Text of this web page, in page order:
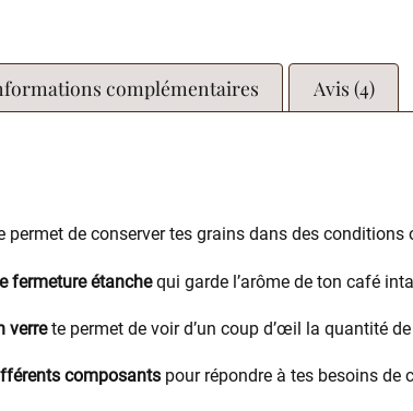
complémentaires Avis (4)
permet de conserver tes grains dans des conditions
fermeture étanchequi garde l’arôme de ton café
verrete permet de voir d’un coup d’œil la quantité de
composants pour répondre à tes besoins de